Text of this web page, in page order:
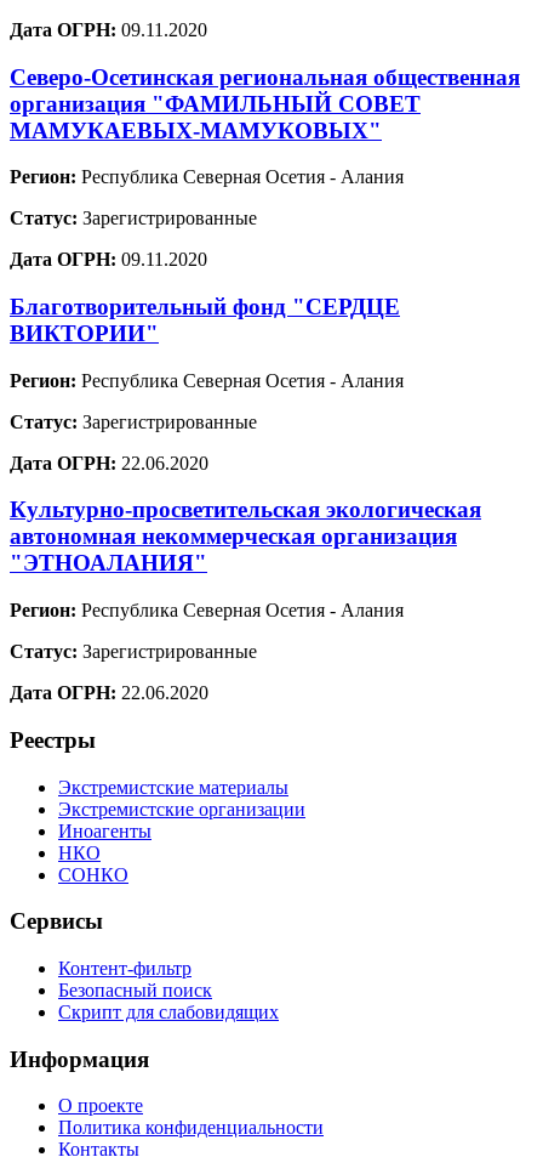
Дата ОГРН: 09.11.2020
Северо-Осетинская региональная общественная
организация "ФАМИЛЬНЫЙ СОВЕТ
МАМУКАЕВЫХ-МАМУКОВЫХ"
Регион: Республика Северная Осетия - Алания
Статус: Зарегистрированные
Дата ОГРН: 09.11.2020
Благотворительный фонд "СЕРДЦЕ
ВИКТОРИИ"
Регион: Республика Северная Осетия - Алания
Статус: Зарегистрированные
Дата ОГРН: 22.06.2020
Культурно-просветительская экологическая
автономная некоммерческая организация
"ЭТНОАЛАНИЯ"
Регион: Республика Северная Осетия - Алания
Статус: Зарегистрированные
Дата ОГРН: 22.06.2020
Реестры
Экстремистские материалы
Экстремистские организации
Иноагенты
НКО
СОНКО
Сервисы
Контент-фильтр
Безопасный поиск
Скрипт для слабовидящих
Информация
О проекте
Политика конфиденциальности
Контакты